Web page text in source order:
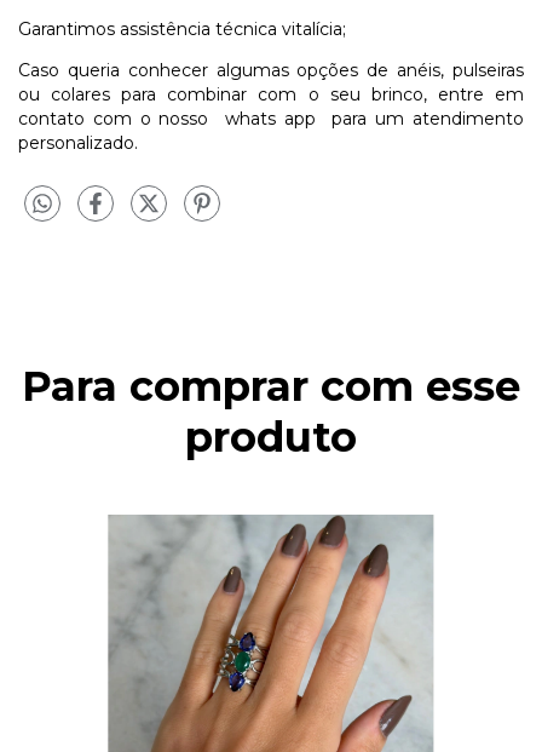
Garantimos assistência técnica vitalícia;
Caso queria conhecer algumas opções de anéis, pulseiras
ou colares para combinar com o seu brinco, entre em
contato com o nosso
whats app
para um atendimento
personalizado.
Para comprar com esse
produto